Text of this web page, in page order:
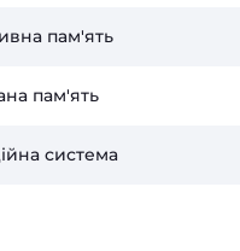
пам'ять
пам'ять
система